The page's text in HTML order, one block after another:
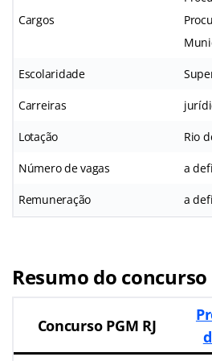
Cargos
Escolaridade
Carreiras
Lotação Rio
Número de vagas a
Remuneração a
Resumo do concurso
Concurso PGM RJ